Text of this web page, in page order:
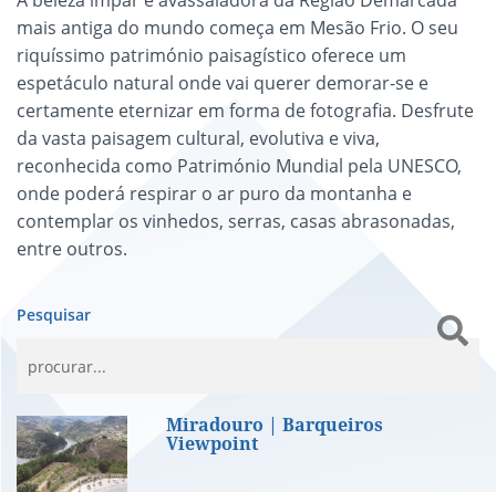
mais antiga do mundo começa em Mesão Frio. O seu
riquíssimo património paisagístico oferece um
espetáculo natural onde vai querer demorar-se e
certamente eternizar em forma de fotografia. Desfrute
da vasta paisagem cultural, evolutiva e viva,
reconhecida como Património Mundial pela UNESCO,
onde poderá respirar o ar puro da montanha e
contemplar os vinhedos, serras, casas abrasonadas,
entre outros.
Pesquisar
Miradouro | Barqueiros Viewpoint
Miradouro | Barqueiros
Viewpoint